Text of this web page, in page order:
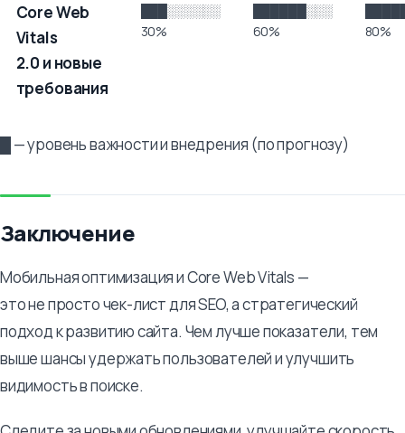
Core Web
Vitals
2.0 и новые
требования
███░░░░░░
30%
██████░░░
60%
80%
█ — уровень важности и внедрения (по прогнозу)
Заключение
Мобильная оптимизация и Core Web Vitals —
это не просто чек-лист для SEO, а стратегический
подход к развитию сайта. Чем лучше показатели, тем
выше шансы удержать пользователей и улучшить
видимость в поиске.